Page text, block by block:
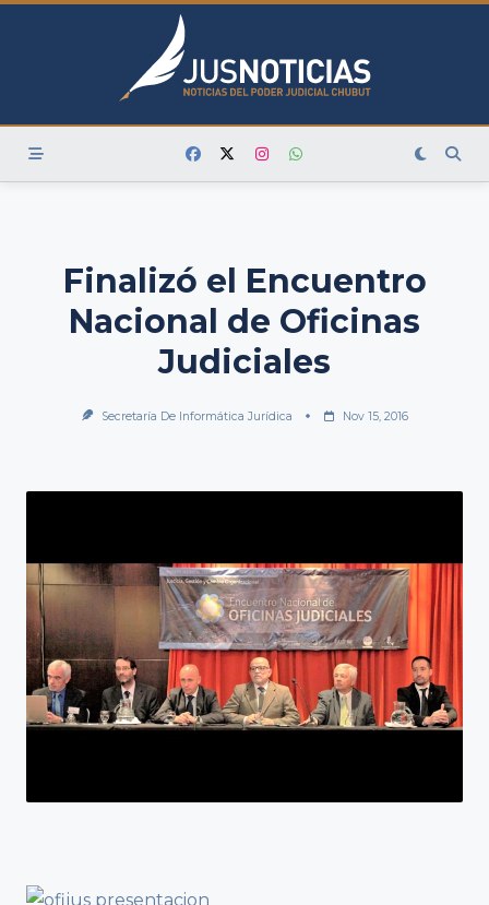
Skip
Finalizó el Encuentro
Nacional de Oficinas
Judiciales
Secretaría De Informática Jurídica Nov 15, 2016